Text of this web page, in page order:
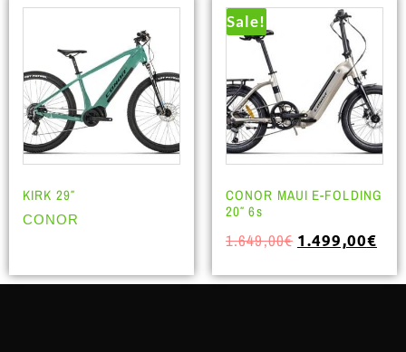
KIRK 29″
CONOR
Sale!
CONOR MAUI E-FOLDING
20″ 6s
1.649,00€ 1.499,00€